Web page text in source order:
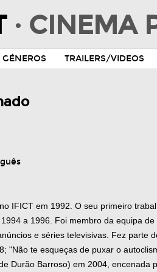
· CINEMA
GÉNEROS TRAILERS/VIDEOS
IFICT em 1992. O seu primeiro
a 1996. Foi membro da equipa
e séries televisivas. Fez parte
"Não te esqueças de puxar o
Durão Barroso) em 2004, encenada